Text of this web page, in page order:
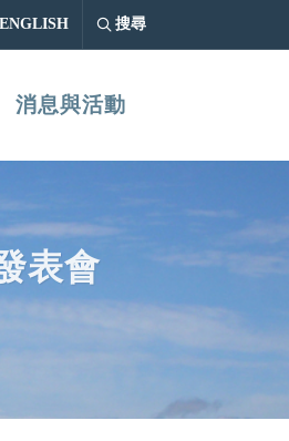
ENGLISHENGLISH
搜尋
消息與活動
表會